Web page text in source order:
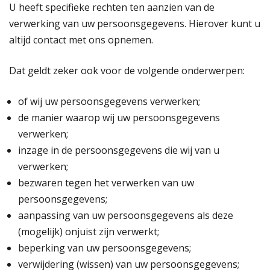
U heeft specifieke rechten ten aanzien van de
verwerking van uw persoonsgegevens. Hierover kunt u
altijd contact met ons opnemen.
Dat geldt zeker ook voor de volgende onderwerpen:
of wij uw persoonsgegevens verwerken;
de manier waarop wij uw persoonsgegevens
verwerken;
inzage in de persoonsgegevens die wij van u
verwerken;
bezwaren tegen het verwerken van uw
persoonsgegevens;
aanpassing van uw persoonsgegevens als deze
(mogelijk) onjuist zijn verwerkt;
beperking van uw persoonsgegevens;
verwijdering (wissen) van uw persoonsgegevens;